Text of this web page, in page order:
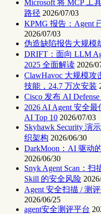
Microsoft 将 MCP 工
路径 2026/07/03
KPMG 报告：Agent
2026/07/03
伪造缺陷报告大规模
DRIFT：面向 LLM
2025 全面解读 2026/
ClawHavoc 大规模攻
技能，24.7 万次安装
Cisco 发布 AI
2026 AI Agent 安全
AI Top 10 2026/07/03
Skyhawk Security 演
织架构 2026/06/30
DarkMoon：AI 驱动
2026/06/30
Snyk Agent Scan：
Skill 的安全风险
Agent 安全扫描 / 测
2026/06/25
agent安全测评平台